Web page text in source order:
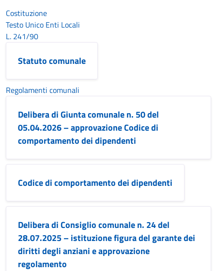
Costituzione
Testo Unico Enti Locali
L. 241/90
Statuto comunale
Regolamenti comunali
Delibera di Giunta comunale n. 50 del
05.04.2026 – approvazione Codice di
comportamento dei dipendenti
Codice di comportamento dei dipendenti
Delibera di Consiglio comunale n. 24 del
28.07.2025 – istituzione figura del garante dei
diritti degli anziani e approvazione
regolamento